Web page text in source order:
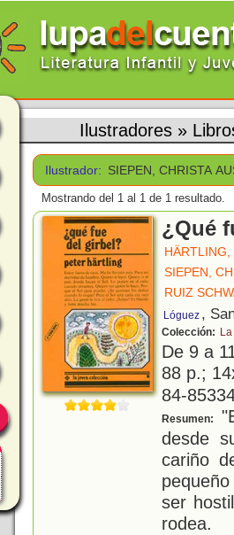
Ilustradores »
Ilustrador: SIEPEN, CHRISTA
Mostrando del 1 al 1 de 1 resultado.
¿Qué
HÄRTLING,
SIEPEN,
RUIZ
Lóguez ,
Colección:
De 9 a
88 p.;
84-
Resumen:
desde
cariño
ser
rodea.